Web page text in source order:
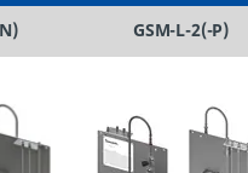
GSM-L-2(-P)